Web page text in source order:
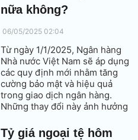
nữa không?
06/05/2025 02:04
Từ ngày 1/1/2025, Ngân hàng
Nhà nước Việt Nam sẽ áp dụng
các quy định mới nhằm tăng
cường bảo mật và hiệu quả
trong giao dịch ngân hàng.
Những thay đổi này ảnh hưởng
ATM truyền thống.​
Tỷ giá ngoại tệ hôm